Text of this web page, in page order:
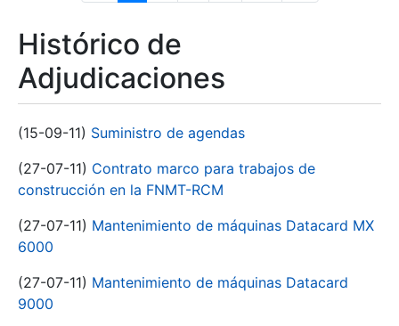
Histórico de
Adjudicaciones
(15-09-11) Suministro de agendas
(27-07-11) Contrato marco para trabajos de
construcción en la FNMT-RCM
(27-07-11) Mantenimiento de máquinas Datacard MX
6000
(27-07-11) Mantenimiento de máquinas Datacard
9000